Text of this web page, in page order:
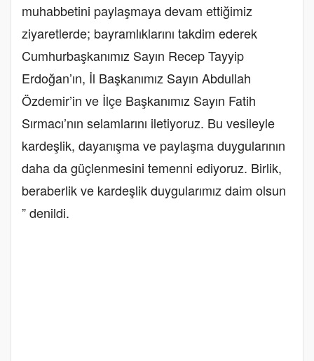
muhabbetini paylaşmaya devam ettiğimiz
ziyaretlerde; bayramlıklarını takdim ederek
Cumhurbaşkanımız Sayın Recep Tayyip
Erdoğan’ın, İl Başkanımız Sayın Abdullah
Özdemir’in ve İlçe Başkanımız Sayın Fatih
Sırmacı’nın selamlarını iletiyoruz. Bu vesileyle
kardeşlik, dayanışma ve paylaşma duygularının
daha da güçlenmesini temenni ediyoruz. Birlik,
beraberlik ve kardeşlik duygularımız daim olsun
” denildi.